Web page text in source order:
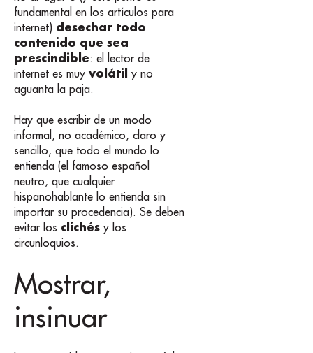
fundamental en los artículos para
internet) desechar todo
contenido que sea
prescindible: el lector de
internet es muy volátil y no
aguanta la paja.
Hay que escribir de un modo
informal, no académico, claro y
sencillo, que todo el mundo lo
entienda (el famoso español
neutro, que cualquier
hispanohablante lo entienda sin
importar su procedencia). Se deben
evitar los clichés y los
circunloquios.
Mostrar,
insinuar